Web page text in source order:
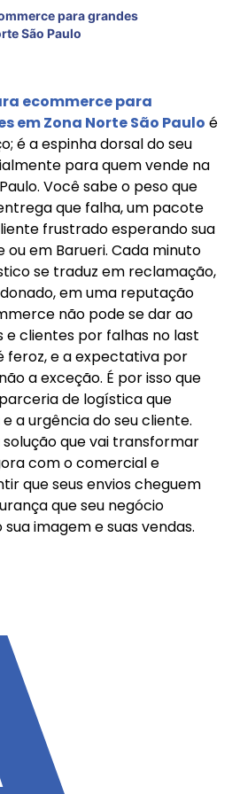
para grandes
São Paulo
ecommerce para
em Zona Norte São Paulo é
é a espinha dorsal do seu
para quem vende na
Você sabe o peso que
que falha, um pacote
frustrado esperando sua
ou em Barueri. Cada minuto
se traduz em reclamação,
em uma reputação
não pode se dar ao
e clientes por falhas no last
feroz, e a expectativa por
a exceção. É por isso que
de logística que
a urgência do seu cliente.
que vai transformar
com o comercial e
que seus envios cheguem
que seu negócio
imagem e suas vendas.